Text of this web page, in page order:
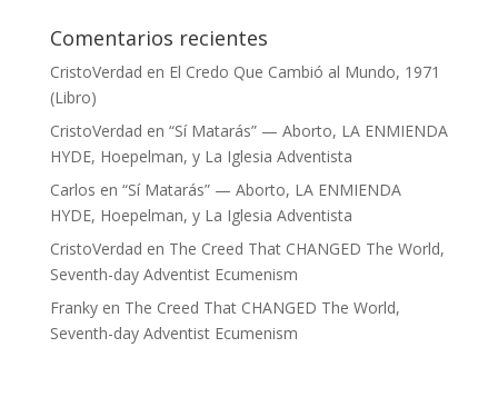
Comentarios recientes
CristoVerdad en El Credo Que Cambió al Mundo, 1971
(Libro)
CristoVerdad en “Sí Matarás” — Aborto, LA ENMIENDA
HYDE, Hoepelman, y La Iglesia Adventista
Carlos en “Sí Matarás” — Aborto, LA ENMIENDA
HYDE, Hoepelman, y La Iglesia Adventista
CristoVerdad en The Creed That CHANGED The World,
Seventh-day Adventist Ecumenism
Frankyen The Creed That CHANGED The World,
Seventh-day Adventist Ecumenism